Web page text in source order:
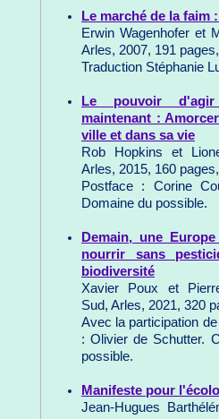
Le marché de la faim
Erwin Wagenhofer et
Arles, 2007, 191
Traduction Stéphanie
Le pouvoir
maintenant :
ville et dans sa vie
Rob Hopkins et
Arles, 2015, 160
Postface : Corine
Domaine du possible.
Demain, une
nourrir sans
biodiversité
Xavier Poux et
Sud, Arles, 2021, 320
Avec la participation
: Olivier de Schutter.
possible.
Manifeste pour
Jean-Hugues